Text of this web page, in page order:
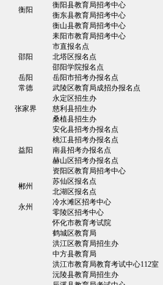
衡阳
衡阳县教育局招考中心
衡东县教育局招考中心
衡山县教育局招考中心
耒阳市教育局招考中心
邵阳
市直报名点
北塔区报名点
邵阳学院报名点
岳阳 岳阳市招考办报名点
常德 武陵区教育局成招办报名点
张家界
永定区招生办
慈利县招生办
桑植县招生办
益阳
安化县招考办报名点
桃江县招考办报名点
南县招考办报名点
赫山区招考办报名点
资阳区教育局招考中心
郴州
苏仙区报名点
北湖区报名点
永州
冷水滩区招考中心
零陵区招考中心
怀化市教育考试院
鹤城区教育局
洪江区教育局招生办
中方县教育局
洪江市教育局教育考试中心112室
沅陵县教育局招生办